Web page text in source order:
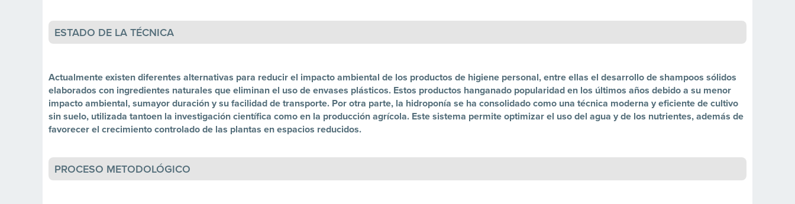
ESTADO DE LA TÉCNICA
Actualmente existen diferentes alternativas para reducir el impacto ambiental de los productos de higiene personal, entre ellas el desarrollo de shampoos sólidos
elaborados con ingredientes naturales que eliminan el uso de envases plásticos. Estos productos hanganado popularidad en los últimos años debido a su menor
impacto ambiental, sumayor duración y su facilidad de transporte. Por otra parte, la hidroponía se ha consolidado como una técnica moderna y eficiente de cultivo
sin suelo, utilizada tantoen la investigación científica como en la producción agrícola. Este sistema permite optimizar el uso del agua y de los nutrientes, además de
favorecer el crecimiento controlado de las plantas en espacios reducidos.
PROCESO METODOLÓGICO